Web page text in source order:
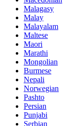
Malagasy
Malay
Malayalam
Maltese
Maori
Marathi
Mongolian
Burmese
Nepali
Norwegian
Pashto
Persian
Punjabi
Serbian